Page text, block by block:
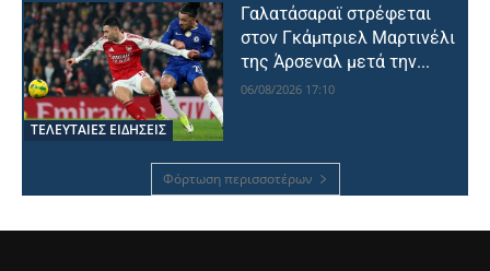
ΤΕΛΕΥΤΑΙΕΣ ΕΙΔΗΣΕΙΣ
Γαλατάσαραϊ στρέφεται
στον Γκάμπριελ Μαρτινέλι
της Άρσεναλ μετά την...
06/08/2026 17:10
Φόρτωση περισσοτέρων